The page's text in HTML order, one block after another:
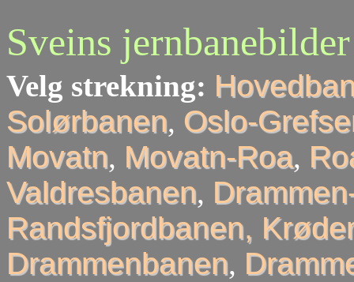
Sveins jernbanebilder
Velg strekning:
Solørbanen, Oslo-
Movatn, Movatn-Roa,
Valdresbanen,
Randsfjordbanen,
Drammenbanen,